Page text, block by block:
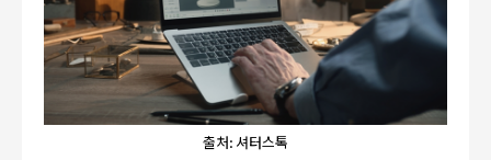
출처: 셔터스톡